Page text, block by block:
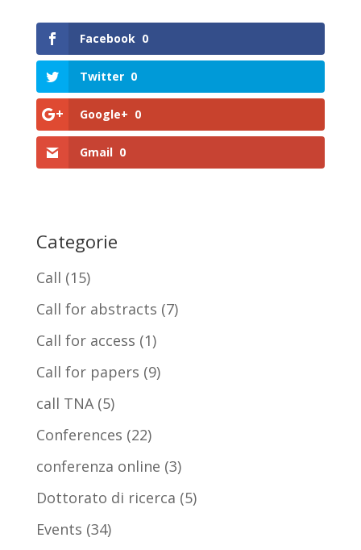
Facebook 0
Twitter 0
Google+ 0
Gmail 0
Categorie
Call (15)
Call for abstracts (7)
Call for access (1)
Call for papers (9)
call TNA(5)
Conferences (22)
conferenza online (3)
Dottorato di ricerca (5)
Events (34)